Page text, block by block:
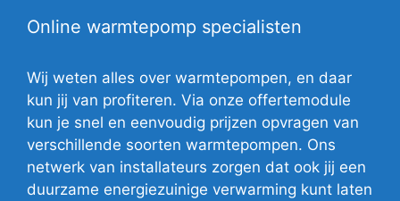
Online warmtepomp specialisten
Wij weten alles over warmtepompen, en daar
kun jij van profiteren. Via onze offertemodule
kun je snel en eenvoudig prijzen opvragen van
verschillende soorten warmtepompen. Ons
netwerk van installateurs zorgen dat ook jij een
duurzame energiezuinige verwarming kunt laten